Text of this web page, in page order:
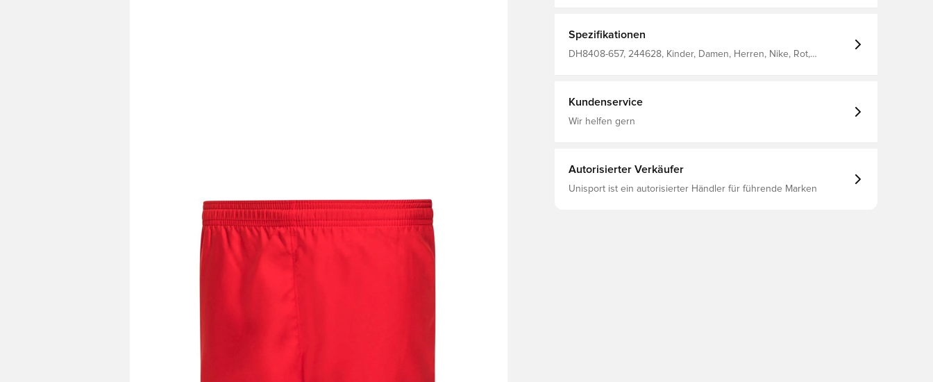
Spezifikationen
DH8408-657, 244628, Kinder, Damen, Herren, Nike, Rot,
Kundenservice
Wir helfen gern
Autorisierter Verkäufer
Unisport ist ein autorisierter Händler für führende Marken